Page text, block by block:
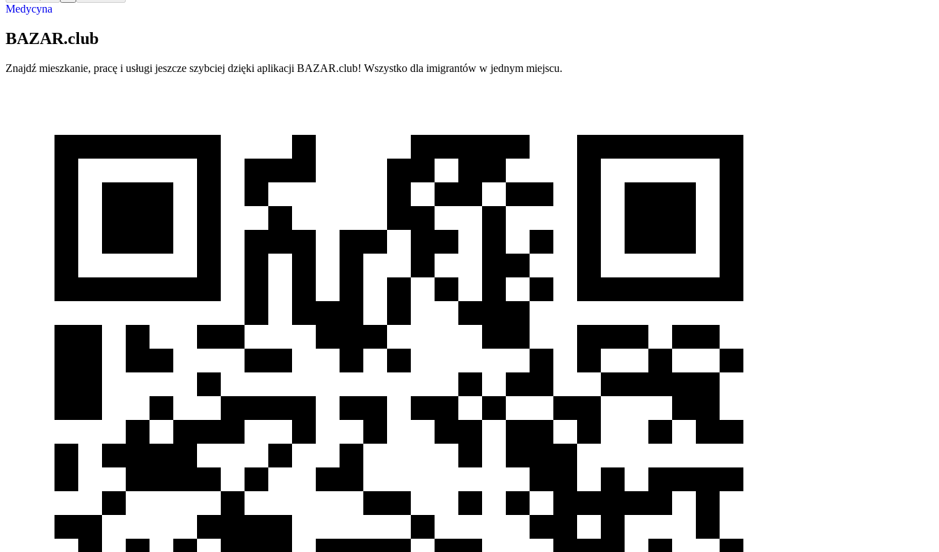
Medycyna
BAZAR.club
Znajdź mieszkanie, pracę i usługi jeszcze szybciej dzięki aplikacji BAZAR.club! Wszystko dla imigrantów w jednym miejscu.